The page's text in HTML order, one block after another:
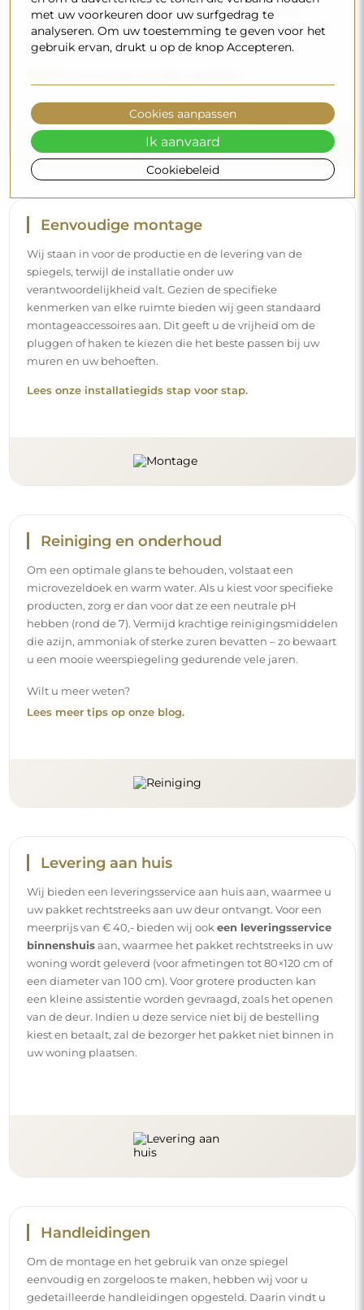
aankomt, zonder bijkomende kosten. Zelfs als u een
spiegel met grote afmetingen bestelt, kunt u rekenen op
een snelle levering.
Eenvoudige montage
Wij staan in voor de productie en de levering van de
spiegels, terwijl de installatie onder uw
verantwoordelijkheid valt. Gezien de specifieke
kenmerken van elke ruimte bieden wij geen standaard
montageaccessoires aan. Dit geeft u de vrijheid om de
pluggen of haken te kiezen die het beste passen bij uw
muren en uw behoeften.
Lees onze installatiegids stap voor stap.
Reiniging en onderhoud
Om een optimale glans te behouden, volstaat een
microvezeldoek en warm water. Als u kiest voor specifieke
producten, zorg er dan voor dat ze een neutrale pH
hebben (rond de 7). Vermijd krachtige reinigingsmiddelen
die azijn, ammoniak of sterke zuren bevatten – zo bewaart
u een mooie weerspiegeling gedurende vele jaren.
Wilt u meer weten?
Lees meer tips op onze blog.
Levering aan huis
Wij bieden een leveringsservice aan huis aan, waarmee u
uw pakket rechtstreeks aan uw deur ontvangt. Voor een
meerprijs van € 40,- bieden wij ook een leveringsservice
binnenshuisaan, waarmee het pakket rechtstreeks in uw
woning wordt geleverd (voor afmetingen tot 80×120 cm of
een diameter van 100 cm). Voor grotere producten kan
een kleine assistentie worden gevraagd, zoals het openen
van de deur. Indien u deze service niet bij de bestelling
kiest en betaalt, zal de bezorger het pakket niet binnen in
uw woning plaatsen.
Handleidingen
Om de montage en het gebruik van onze spiegel
eenvoudig en zorgeloos te maken, hebben wij voor u
gedetailleerde handleidingen opgesteld. Daarin vindt u
met uw voorkeuren door uw surfgedrag te
analyseren. Om uw toestemming te geven voor het
gebruik ervan, drukt u op de knop Accepteren.
Cookiebeleid
Cookies aanpassen
Ik aanvaard